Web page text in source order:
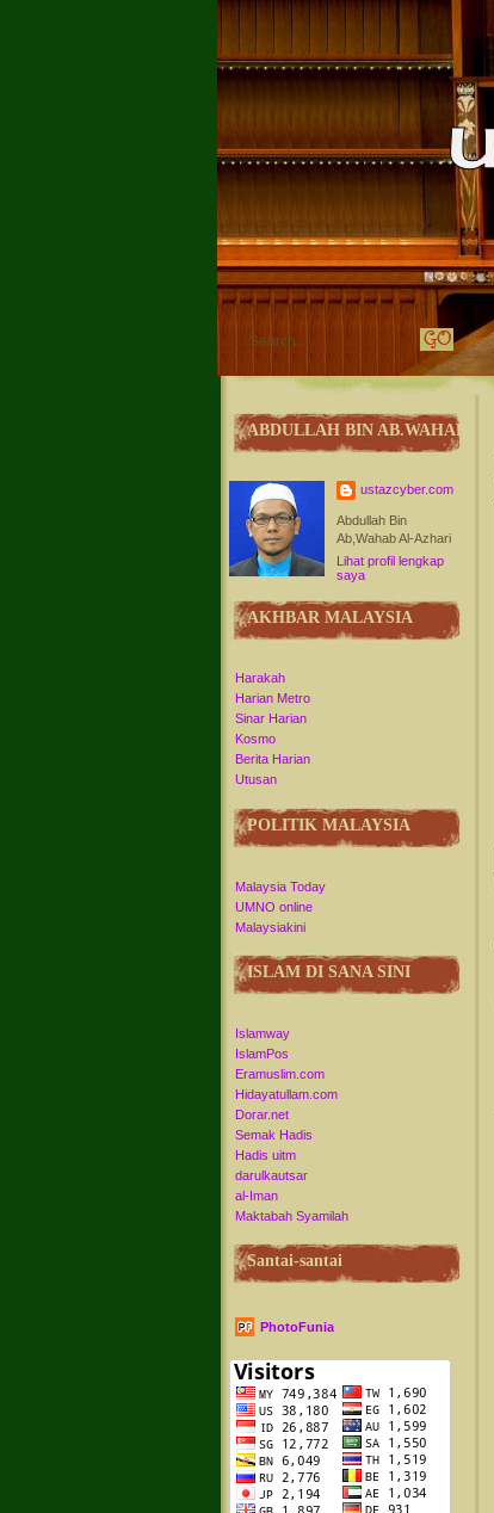
ABDULLAH BIN AB.WAHAB
ustazcyber.com
Abdullah Bin
Ab,Wahab Al-Azhari
Lihat profil lengkap
saya
AKHBAR MALAYSIA
Harakah
Harian Metro
Sinar Harian
Kosmo
Berita Harian
Utusan
POLITIK MALAYSIA
Malaysia Today
UMNO online
Malaysiakini
ISLAM DI SANA SINI
Islamway
IslamPos
Eramuslim.com
Hidayatullam.com
Dorar.net
Semak Hadis
Hadis uitm
darulkautsar
al-Iman
Maktabah Syamilah
Santai-santai
PhotoFunia